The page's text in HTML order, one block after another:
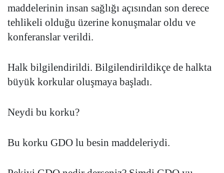
maddelerinin insan sağlığı açısından son derece
tehlikeli olduğu üzerine konuşmalar oldu ve
konferanslar verildi.
Halk bilgilendirildi. Bilgilendirildikçe de halkta
büyük korkular oluşmaya başladı.
Neydi bu korku?
Bu korku GDO lu besin maddeleriydi.